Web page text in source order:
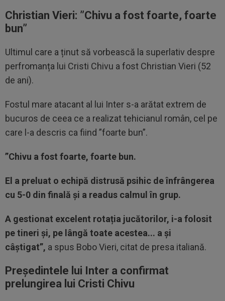
Christian Vieri: ”Chivu a fost foarte, foarte
bun”
Ultimul care a ținut să vorbească la superlativ despre
perfromanța lui Cristi Chivu a fost Christian Vieri (52
de ani).
Fostul mare atacant al lui Inter s-a arătat extrem de
bucuros de ceea ce a realizat tehicianul român, cel pe
care l-a descris ca fiind ”foarte bun”.
”Chivu a fost foarte, foarte bun.
El a preluat o echipă distrusă psihic de înfrângerea
cu 5-0 din finală și a readus calmul în grup.
A gestionat excelent rotația jucătorilor, i-a folosit
pe tineri și, pe lângă toate acestea... a și
câștigat”, a spus Bobo Vieri, citat de presa italiană.
Președintele lui Inter a confirmat
prelungirea lui Cristi Chivu